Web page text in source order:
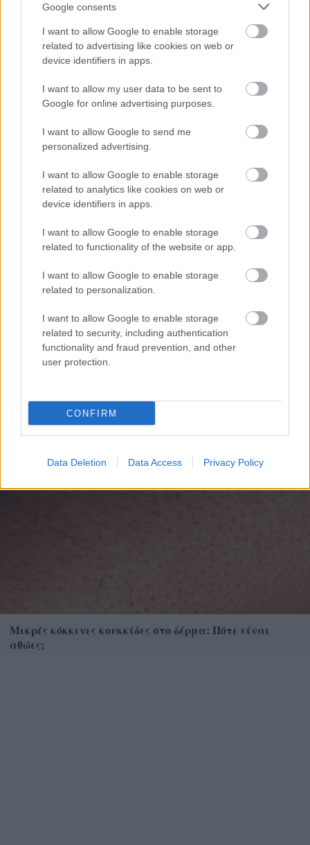
Google consents
I want to allow Google to enable storage
related to advertising like cookies on web or
device identifiers in apps.
I want to allow my user data to be sent to
Google for online advertising purposes.
I want to allow Google to send me
personalized advertising.
I want to allow Google to enable storage
related to analytics like cookies on web or
device identifiers in apps.
I want to allow Google to enable storage
related to functionality of the website or app.
I want to allow Google to enable storage
related to personalization.
I want to allow Google to enable storage
related to security, including authentication
functionality and fraud prevention, and other
user protection.
CONFIRM
Data Deletion Data Access Privacy Policy
Ελαστικά & Καλοκαίρι: Πώς να ελέγξετε τα λάστιχα
Ο Αθηνόδωρος ο Αιγιεύς στους Διεθνείς Παιδικούς
Μικρές κόκκινες κουκκίδες στο δέρμα: Πότε είναι
αθώες;